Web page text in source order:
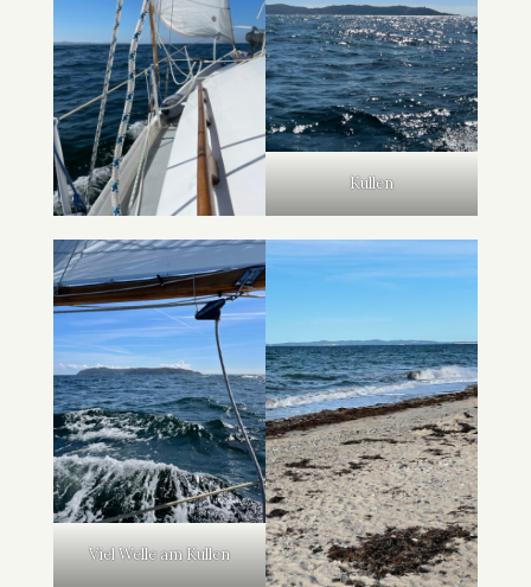
Kullen
Viel Welle am Kullen